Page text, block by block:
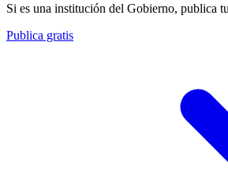
Si es una institución del Gobierno, publica
Publica gratis